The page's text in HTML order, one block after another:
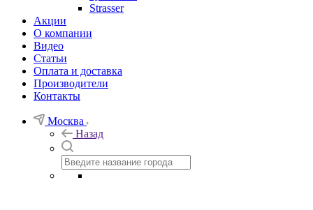
Strasser
Акции
О компании
Видео
Статьи
Оплата и доставка
Производители
Контакты
Москва
Назад